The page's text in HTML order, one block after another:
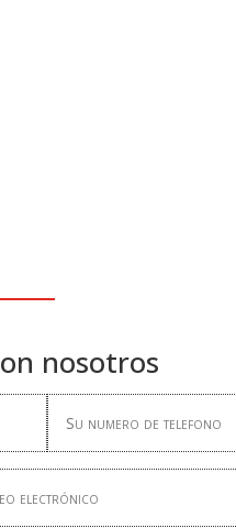
nosotros